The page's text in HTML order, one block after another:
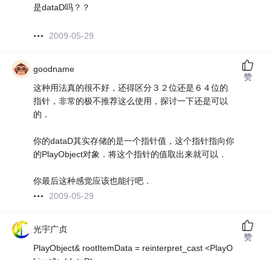
是dataD吗？？
2009-05-29
goodname
这种用法真的很不好，还得区分３２位还是６４位的
指针，非常的极不推荐这么使用，探讨一下还是可以
的．
你的dataD其实存储的是一个指针值，这个指针指向你
的PlayObject对象．将这个指针的值取出来就可以．
你最后这种感觉应该也能行吧．
2009-05-29
赞
光宇广贞
PlayObject& rootItemData = reinterpret_cast <PlayO
赞